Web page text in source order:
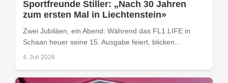
Sportfreunde Stiller: „Nach 30 Jahren
zum ersten Mal in Liechtenstein»
Zwei Jubiläen, ein Abend: Während das FL1.LIFE in
Schaan heuer seine 15. Ausgabe feiert, blicken...
4. Juli 2026